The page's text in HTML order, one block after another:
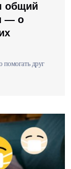
общий
— о
помогать друг